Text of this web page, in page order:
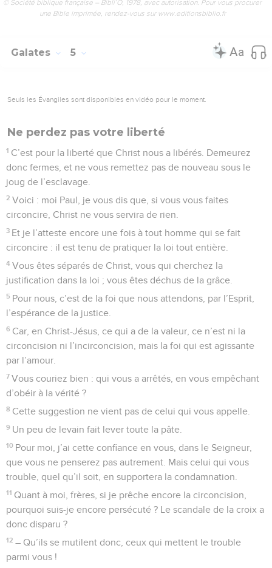
© Société biblique française – Bibli’O, 1978, avec autorisation. Pour vous procurer
une Bible imprimée, rendez-vous sur www.editionsbiblio.fr
Galates 5
Seuls les Évangiles sont disponibles en vidéo pour le moment.
Ne perdez pas votre liberté
1 C’est pour la liberté que Christ nous a libérés. Demeurez
donc fermes, et ne vous remettez pas de nouveau sous le
joug de l’esclavage.
2 Voici : moi Paul, je vous dis que, si vous vous faites
circoncire, Christ ne vous servira de rien.
3 Et je l’atteste encore une fois à tout homme qui se fait
circoncire : il est tenu de pratiquer la loi tout entière.
4 Vous êtes séparés de Christ, vous qui cherchez la
justification dans la loi ; vous êtes déchus de la grâce.
5 Pour nous, c’est de la foi que nous attendons, par l’Esprit,
l’espérance de la justice.
6 Car, en Christ-Jésus, ce qui a de la valeur, ce n’est ni la
circoncision ni l’incirconcision, mais la foi qui est agissante
par l’amour.
7 Vous couriez bien : qui vous a arrêtés, en vous empêchant
d’obéir à la vérité ?
8 Cette suggestion ne vient pas de celui qui vous appelle.
9 Un peu de levain fait lever toute la pâte.
10 Pour moi, j’ai cette confiance en vous, dans le Seigneur,
que vous ne penserez pas autrement. Mais celui qui vous
trouble, quel qu’il soit, en supportera la condamnation.
11 Quant à moi, frères, si je prêche encore la circoncision,
pourquoi suis-je encore persécuté ? Le scandale de la croix a
donc disparu ?
12 – Qu’ils se mutilent donc, ceux qui mettent le trouble
parmi vous !